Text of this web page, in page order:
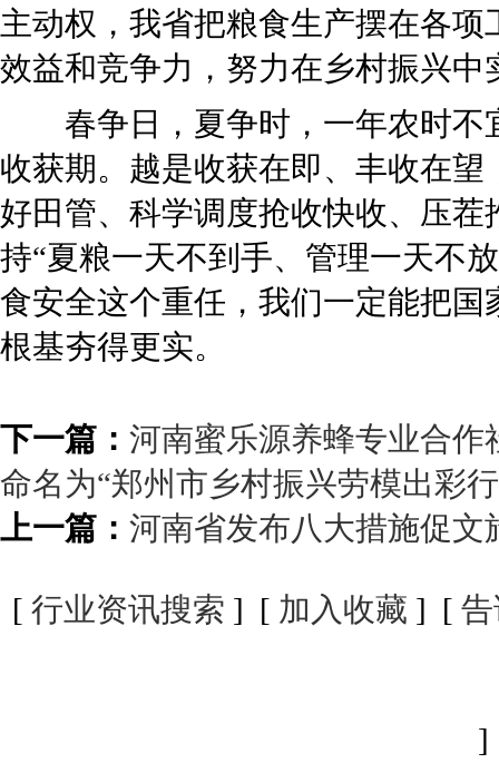
主动权，我省把粮食生产摆在各
效益和竞争力，努力在乡村振兴中
春争日，夏争时，一年农时不
收获期。越是收获在即、丰收在
好田管、科学调度抢收快收、压
持“夏粮一天不到手、管理一天不
食安全这个重任，我们一定能把
根基夯得更实。
下一篇： 河南蜜乐源养蜂专业合
命名为“郑州市乡村振兴劳模出彩
上一篇： 河南省发布八大措施促文
[ 行业资讯搜索 ] [ 加入收藏 ] [